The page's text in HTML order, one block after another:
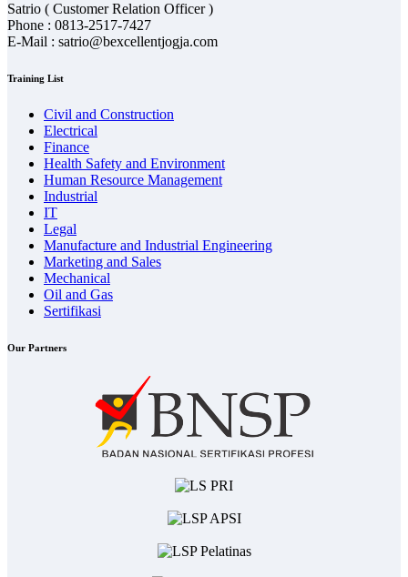
Satrio ( Customer Relation Officer )
Phone : 0813-2517-7427
E-Mail : satrio@bexcellentjogja.com
Training List
Civil and Construction
Electrical
Finance
Health Safety and Environment
Human Resource Management
Industrial
IT
Legal
Manufacture and Industrial Engineering
Marketing and Sales
Mechanical
Oil and Gas
Sertifikasi
Our Partners